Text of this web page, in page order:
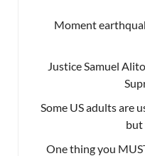
Moment
Justice Samuel
Some US adults are
but
One thing you